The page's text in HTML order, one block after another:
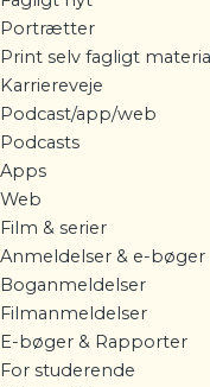
Portrætter
Print selv fagligt
Karriereveje
Podcast/app/web
Podcasts
Apps
Web
Film & serier
Anmeldelser & e-bøger
Boganmeldelser
Filmanmeldelser
E-bøger & Rapporter
For studerende